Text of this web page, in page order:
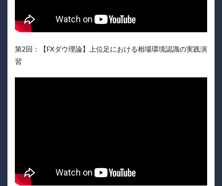
第2回：【FXダウ理論】上位足における相場環境認識の実践演
習